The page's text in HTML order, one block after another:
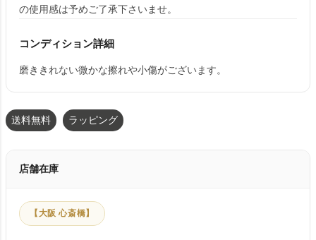
の使用感は予めご了承下さいませ。
コンディション詳細
磨ききれない微かな擦れや小傷がございます。
送料無料 ラッピング
店舗在庫
【大阪 心斎橋】